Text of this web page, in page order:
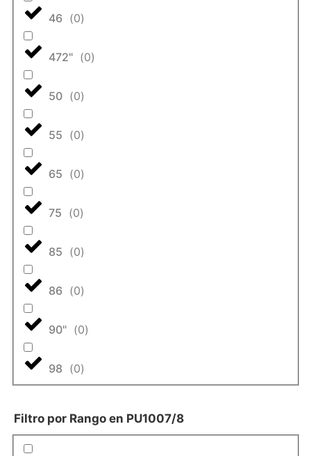
46 (0)
472" (0)
50 (0)
55 (0)
65 (0)
75 (0)
85 (0)
86 (0)
90" (0)
98 (0)
Filtro por Rango en PU1007/8